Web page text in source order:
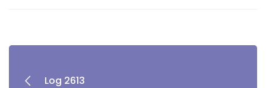
Log 2613